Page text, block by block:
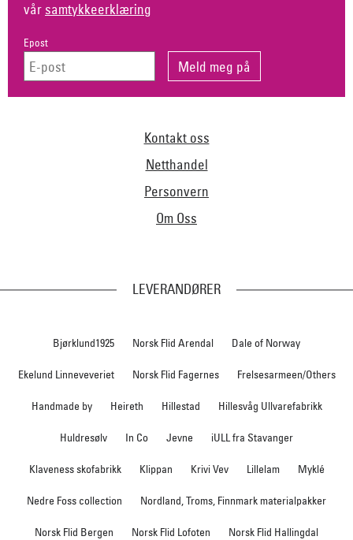
vår samtykkeerklæring
Epost
Kontakt oss
Netthandel
Personvern
Om Oss
LEVERANDØRER
Bjørklund1925 Norsk Flid Arendal Dale of Norway
Ekelund Linneveveriet Norsk Flid Fagernes Frelsesarmeen/Others
Handmade by Heireth Hillestad Hillesvåg Ullvarefabrikk
Huldresølv In Co Jevne iULL fra Stavanger
Klaveness skofabrikk Klippan Krivi Vev Lillelam Myklé
Nedre Foss collection Nordland, Troms, Finnmark materialpakker
Norsk Flid Bergen Norsk Flid Lofoten Norsk Flid Hallingdal